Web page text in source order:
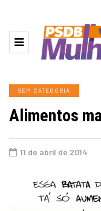
SEM CATEGORIA
Alimentos
11 de abril de 2014